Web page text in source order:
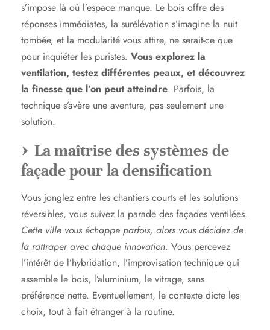
s’impose là où l’espace manque. Le bois offre des
réponses immédiates, la surélévation s’imagine la nuit
tombée, et la modularité vous attire, ne serait-ce que
pour inquiéter les puristes. Vous explorez la
ventilation, testez différentes peaux, et découvrez
la finesse que l’on peut atteindre. Parfois, la
technique s’avère une aventure, pas seulement une
solution.
La maîtrise des systèmes de
façade pour la densification
Vous jonglez entre les chantiers courts et les solutions
réversibles, vous suivez la parade des façades ventilées.
Cette ville vous échappe parfois, alors vous décidez de
la rattraper avec chaque innovation. Vous percevez
l’intérêt de l’hybridation, l’improvisation technique qui
assemble le bois, l’aluminium, le vitrage, sans
préférence nette. Eventuellement, le contexte dicte les
choix, tout à fait étranger à la routine.